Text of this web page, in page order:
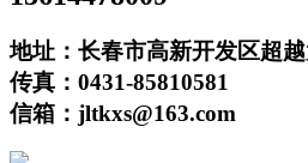
地址：长春市高新开发区超
传真：0431-85810581
信箱：jltkxs@163.com